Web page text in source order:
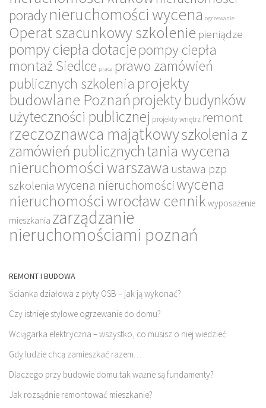
poradynieruchomości wycena ogrzewanie
Operat szacunkowy szkolenie pieniądze
pompy ciepła dotacjepompy ciepła
montaż Siedlce praca prawo zamówień
publicznych szkolenia projekty
budowlane Poznańprojekty budynków
użyteczności publicznej projekty wnętrz remont
rzeczoznawca majątkowyszkolenia z
zamówień publicznychtania wycena
nieruchomości warszawa ustawa pzp
szkolenia wycena nieruchomościwycena
nieruchomości wrocław cennik wyposażenie
mieszkania zarządzanie
nieruchomościami poznań
REMONT I BUDOWA
Ścianka działowa z płyty OSB – jak ją wykonać?
Czy istnieje stylowe ogrzewanie do domu?
Wciągarka elektryczna – wszystko, co musisz o niej wiedzieć
Gdy ludzie chcą zamieszkać razem…
Dlaczego przy budowie domu tak ważne są fundamenty?
Jak rozsądnie remontować mieszkanie?